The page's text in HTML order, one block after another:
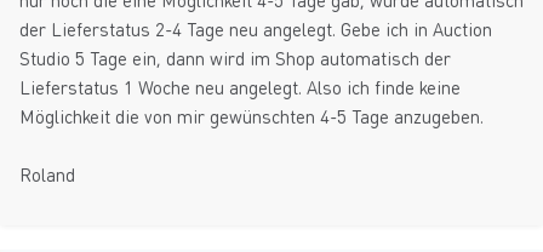
der Lieferstatus 2-4 Tage neu angelegt. Gebe ich in Auction
Studio 5 Tage ein, dann wird im Shop automatisch der
Lieferstatus 1 Woche neu angelegt. Also ich finde keine
Möglichkeit die von mir gewünschten 4-5 Tage anzugeben.
Roland